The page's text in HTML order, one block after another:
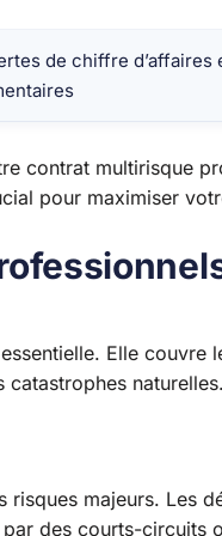
de chiffre d’affaires
contrat multirisque
pour maximiser
Elle couvre
catastrophes naturelles.
risques majeurs. Les
des courts-circuits